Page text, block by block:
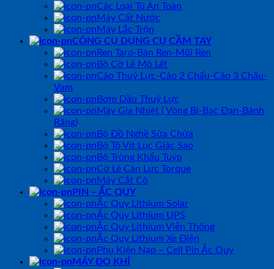
Các Loại Tủ An Toàn
Máy Cất Nước
Máy Lắc Trộn
CÔNG CỤ DỤNG CỤ CẦM TAY
Ren Taro-Bàn Ren-Mũi Ren
Bộ Cờ Lê Mỏ Lết
Cảo Thuỷ Lực-Cảo 2 Chấu-Cảo 3 Chấu-
Vam
Bơm Dầu Thuỷ Lực
Máy Gia Nhiệt ( Vòng Bi-Bạc Đạn-Bánh
Răng)
Bộ Đồ Nghề Sửa Chữa
Bộ Tô Vít Lục Giác Sao
Bộ Tròng Khẩu Tuýp
Cờ Lê Cân Lực Torque
Máy Cắt Cỏ
PIN – ẮC QUY
Ắc Quy Lithium Solar
Ắc Quy Lithium UPS
Ắc Quy Lithium Viễn Thông
Ắc Quy Lithium Xe Điện
Phụ Kiện Nạp – Cell Pin Ắc Quy
MÁY ĐO KHÍ